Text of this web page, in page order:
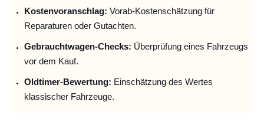
Kostenvoranschlag: Vorab-Kostenschätzung für
Reparaturen oder Gutachten.
Gebrauchtwagen-Checks: Überprüfung eines Fahrzeugs
vor dem Kauf.
Oldtimer-Bewertung: Einschätzung des Wertes
klassischer Fahrzeuge.